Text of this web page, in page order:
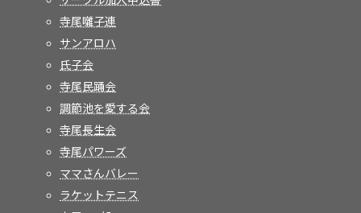
寺尾囃子連
サンアロハ
氏子会
寺尾民踊会
調節池を愛する会
寺尾長生会
寺尾パワーズ
ママさんバレー
ラケットテニス